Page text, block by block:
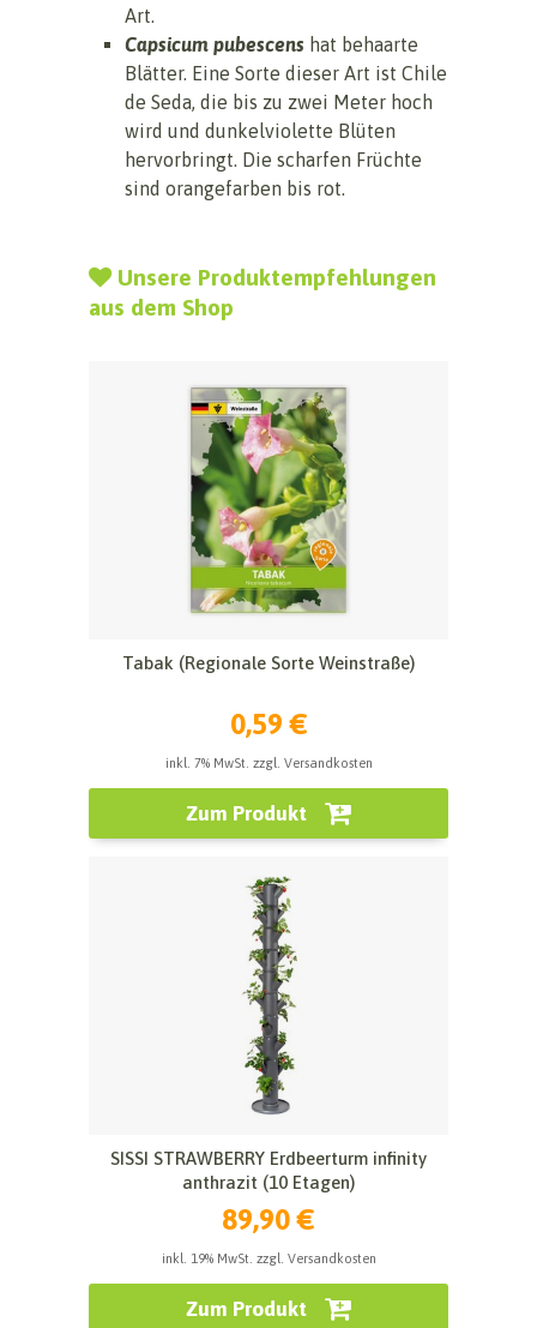
Art.
Capsicum pubescens hat behaarte
Blätter. Eine Sorte dieser Art ist Chile
de Seda, die bis zu zwei Meter hoch
wird und dunkelviolette Blüten
hervorbringt. Die scharfen Früchte
sind orangefarben bis rot.
Unsere Produktempfehlungen
aus dem Shop
Tabak (Regionale Sorte Weinstraße)
0,59 €
inkl. 7% MwSt. zzgl. Versandkosten
Zum Produkt
SISSI STRAWBERRY Erdbeerturm infinity
anthrazit (10 Etagen)
89,90 €
inkl. 19% MwSt. zzgl. Versandkosten
Zum Produkt